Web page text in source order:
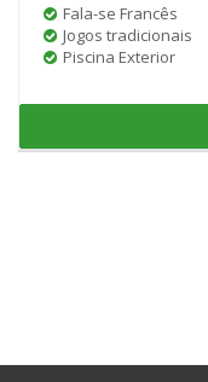
Fala-se Francês
Jogos tradicionais
Piscina Exterior